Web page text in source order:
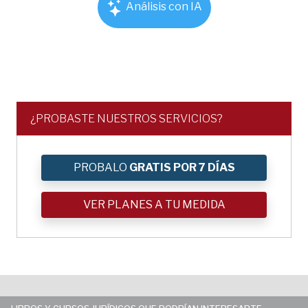
Análisis con IA
¿PROBASTE NUESTROS SERVICIOS?
PROBALO GRATIS POR 7 DÍAS
VER PLANES A TU MEDIDA